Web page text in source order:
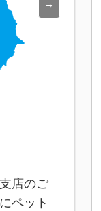
店のご
ペット